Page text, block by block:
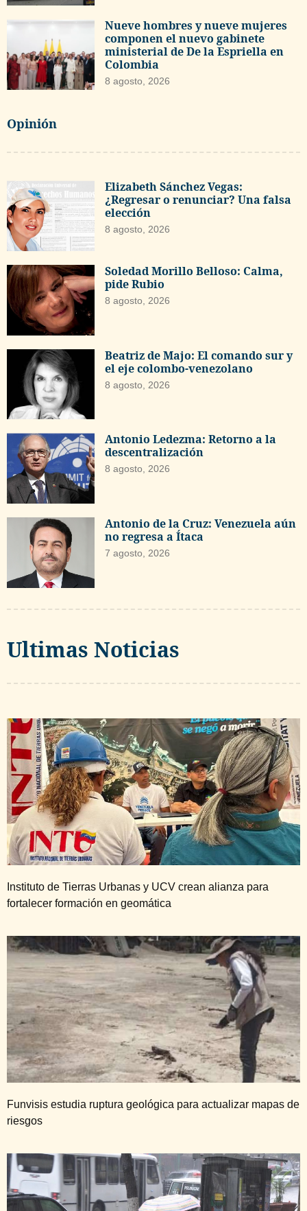
Nueve hombres y nueve mujeres
componen el nuevo gabinete
ministerial de De la Espriella en
Colombia
8 agosto, 2026
Opinión
Elizabeth Sánchez Vegas:
¿Regresar o renunciar? Una falsa
elección
8 agosto, 2026
Soledad Morillo Belloso: Calma,
pide Rubio
8 agosto, 2026
Beatriz de Majo: El comando sur y
el eje colombo-venezolano
8 agosto, 2026
Antonio Ledezma: Retorno a la
descentralización
8 agosto, 2026
Antonio de la Cruz: Venezuela aún
no regresa a Ítaca
7 agosto, 2026
Ultimas Noticias
Instituto de Tierras Urbanas y UCV crean alianza para
fortalecer formación en geomática
Funvisis estudia ruptura geológica para actualizar mapas de
riesgos